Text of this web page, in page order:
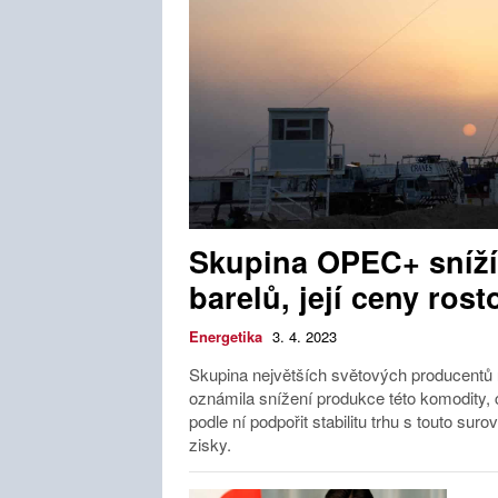
Skupina OPEC+
barelů, její ceny
Energetika 3. 4. 2023
Skupina největších světových
oznámila snížení produkce této
podle ní podpořit stabilitu trhu s touto
zisky.